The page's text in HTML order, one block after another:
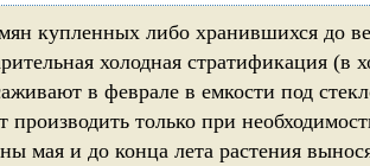
купленных либо хранившихся до
холодная стратификация (в
в феврале в емкости под
производить только при
мая и до конца лета растения